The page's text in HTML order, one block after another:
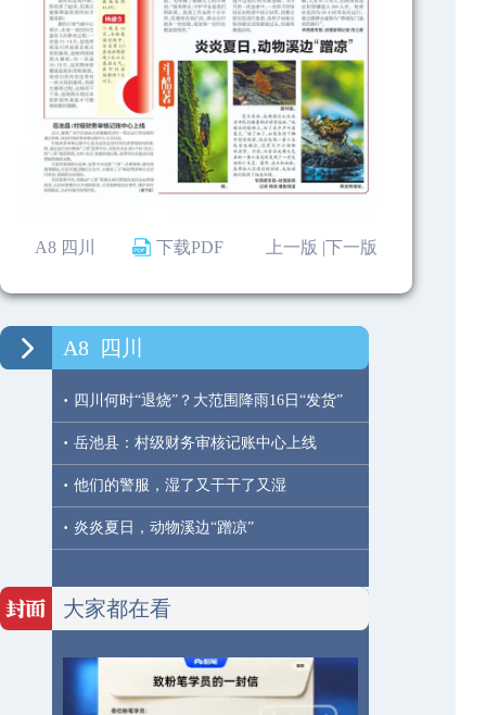
A8 四川 下载PDF 下一版
上一版 |
A8 四川
· 四川何时“退烧”？大范围降雨16日“发货”
· 岳池县：村级财务审核记账中心上线
· 他们的警服，湿了又干干了又湿
· 炎炎夏日，动物溪边“蹭凉”
大家都在看